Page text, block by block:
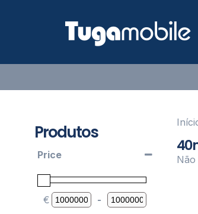
Produtos
Price
€ Minimum Price
-Maximum Price